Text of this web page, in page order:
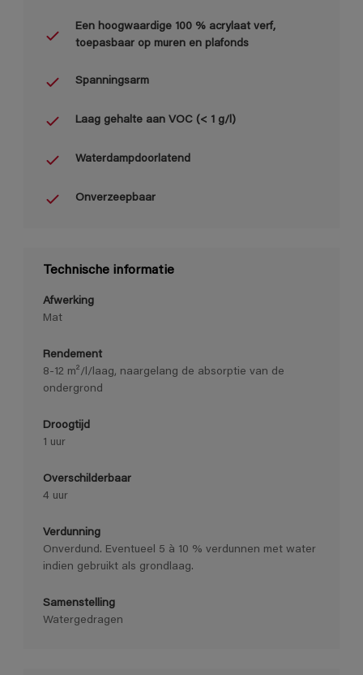
Een hoogwaardige 100 % acrylaat verf,
toepasbaar op muren en plafonds
Spanningsarm
Laag gehalte aan VOC (< 1 g/l)
Waterdampdoorlatend
Onverzeepbaar
Technische informatie
Afwerking
Mat
Rendement
8-12 m²/l/laag, naargelang de absorptie van de
ondergrond
Droogtijd
1 uur
Overschilderbaar
4 uur
Verdunning
Onverdund. Eventueel 5 à 10 % verdunnen met water
indien gebruikt als grondlaag.
Samenstelling
Watergedragen